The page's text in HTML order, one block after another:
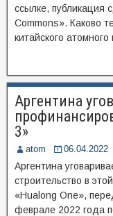
ссылке, публикация
Commons». Каково
китайского
Аргентина
3»
atom 06.04.2022
Аргентина
строительство в
«Hualong One»,
феврале 2022 года